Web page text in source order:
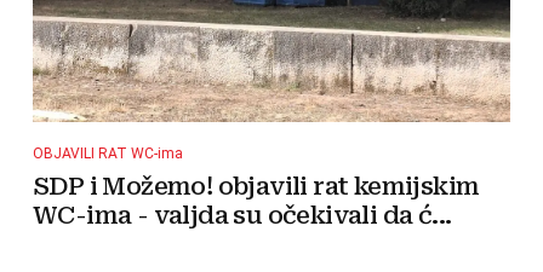
OBJAVILI RAT WC-ima
SDP i Možemo! objavili rat kemijskim
WC-ima - valjda su očekivali da ć...